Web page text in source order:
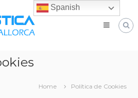
Home Política de Cookies
Spanish